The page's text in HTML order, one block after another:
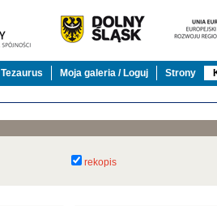
Tezaurus Moja galeria / Loguj Strony
rekopis